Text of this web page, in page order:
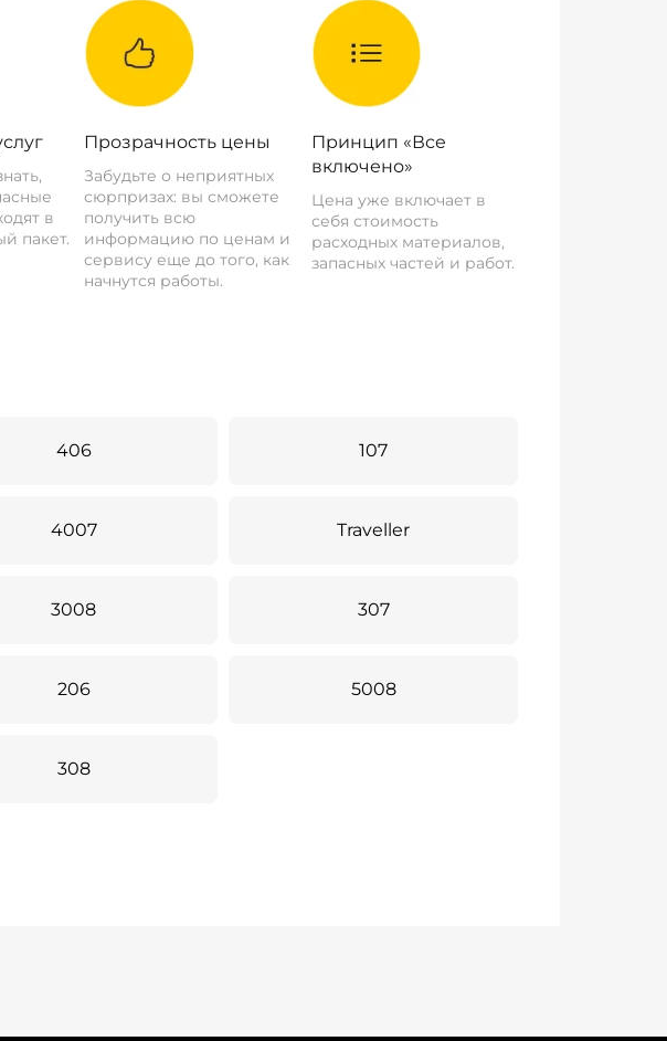
в
пакет.
Прозрачность цены
Забудьте о неприятных
сюрпризах: вы сможете
получить всю
информацию по ценам и
сервису еще до того, как
начнутся работы.
Принцип «Все
включено»
Цена уже включает в
себя стоимость
расходных материалов,
запасных частей и работ.
406 107
4007 Traveller
3008 307
206 5008
308